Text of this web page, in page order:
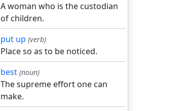
A woman who is the custodian
of children.
put up (verb)
Place so as to be noticed.
best (noun)
The supreme effort one can
make.